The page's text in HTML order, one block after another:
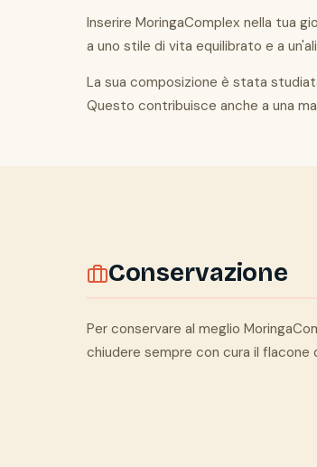
Inserire MoringaComplex nella tua
a uno stile di vita equilibrato e a
La sua composizione è stata
Questo contribuisce anche a una
Conservazione
Per conservare al meglio
chiudere sempre con cura il